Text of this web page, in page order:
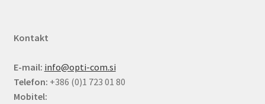
Kontakt
E-mail: info@opti-com.si
Telefon: +386 (0)1 723 01 80
Mobitel: